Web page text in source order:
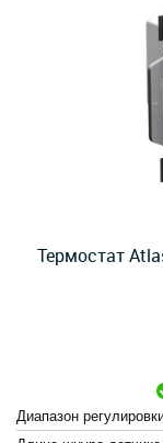
Термостат
Диапазон